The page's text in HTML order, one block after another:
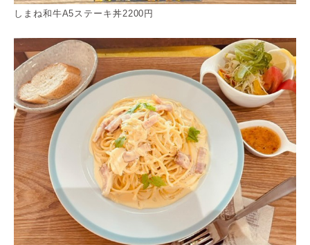
しまね和牛A5ステーキ丼2200円